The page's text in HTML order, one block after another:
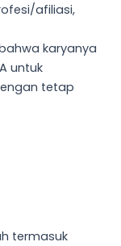
afiliasi,
karyanya
untuk
tetap
termasuk